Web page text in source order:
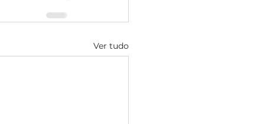
Ver tudo